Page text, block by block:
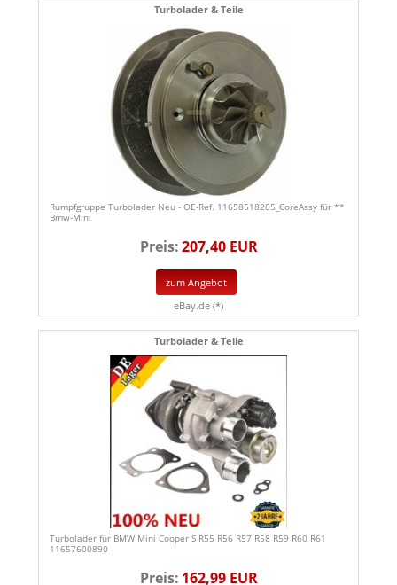
Turbolader & Teile
Rumpfgruppe Turbolader Neu - OE-Ref. 11658518205_CoreAssy für **
Bmw-Mini
Preis:207,40 EUR
zum Angebot
eBay.de (*)
Turbolader & Teile
Turbolader für BMW Mini Cooper S R55 R56 R57 R58 R59 R60 R61
11657600890
Preis: 162,99 EUR